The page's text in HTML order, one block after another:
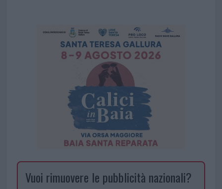
Vuoi rimuovere le pubblicità nazionali?